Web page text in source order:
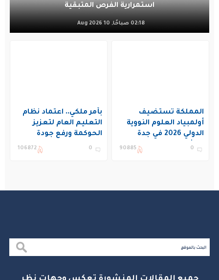
استمرارية الفرص المتبقية
02:18 صباحًا, 10 Aug 2026
المملكة تستضيف
أولمبياد العلوم النووية
الدولي 2026 في جدة
بمشاركة 19 دولة
0
90885
بأمر ملكي.. اعتماد نظام
التعليم العام لتعزيز
الحوكمة ورفع جودة
التعليم في المملكة
0
106872